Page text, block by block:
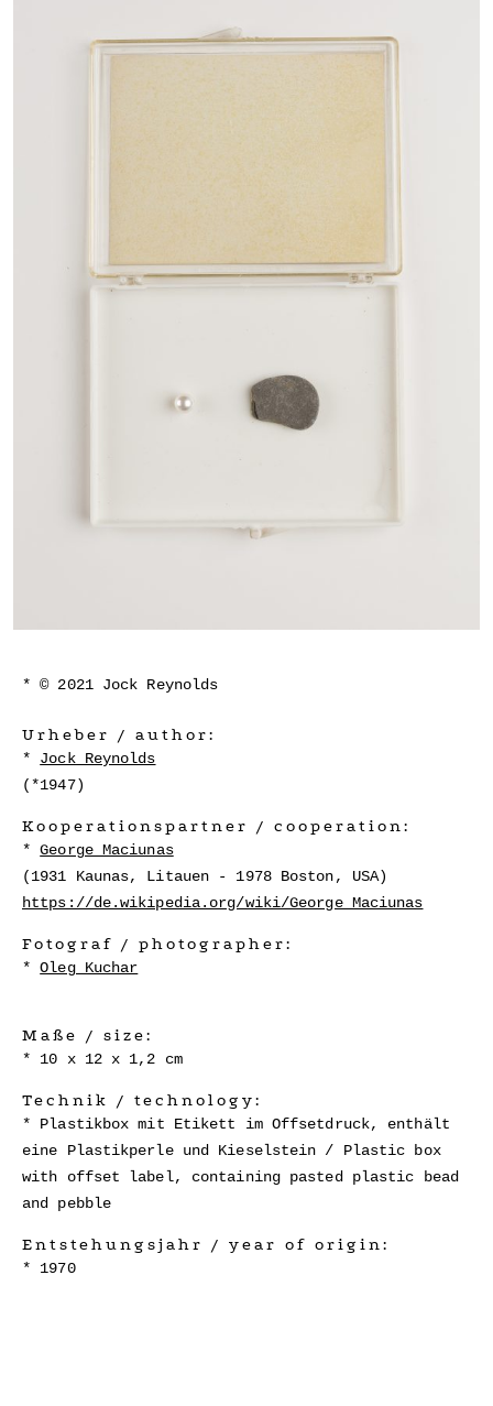
© 2021 Jock Reynolds
Urheber / author:
Jock Reynolds
(*1947)
Kooperationspartner / cooperation:
George Maciunas
(1931 Kaunas, Litauen - 1978 Boston, USA)
https://de.wikipedia.org/wiki/George_Maciunas
Fotograf / photographer:
Oleg Kuchar
Maße / size:
10 x 12 x 1,2 cm
Technik / technology:
Plastikbox mit Etikett im Offsetdruck, enthält
eine Plastikperle und Kieselstein / Plastic box
with offset label, containing pasted plastic bead
and pebble
Entstehungsjahr / year of origin:
1970